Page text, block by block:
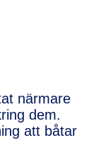
närmare
dem.
att båtar